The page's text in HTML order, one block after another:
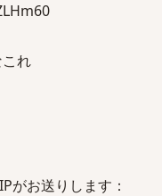
れ
がお送りします：